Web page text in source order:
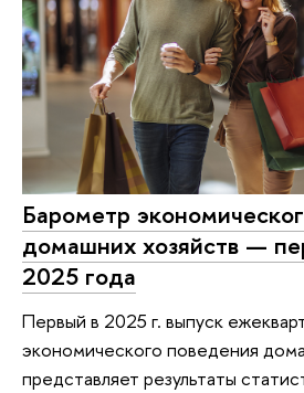
Барометр
домашних хозяйств —
2025 года
Первый в 2025 г. выпуск
экономического поведения
представляет результаты